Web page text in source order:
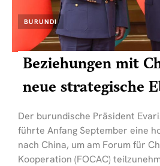
BURUNDI
Beziehungen mit
neue strategische
Der burundische Präsident
führte Anfang September eine
nach China, um am Forum für
Kooperation (FOCAC)